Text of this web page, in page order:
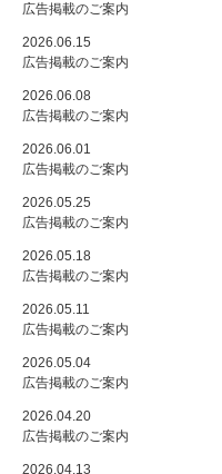
広告掲載のご案内
2026.06.15
広告掲載のご案内
2026.06.08
広告掲載のご案内
2026.06.01
広告掲載のご案内
2026.05.25
広告掲載のご案内
2026.05.18
広告掲載のご案内
2026.05.11
広告掲載のご案内
2026.05.04
広告掲載のご案内
2026.04.20
広告掲載のご案内
2026.04.13